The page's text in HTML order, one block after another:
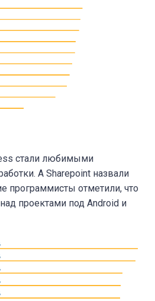
стали любимыми
А Sharepoint назвали
программисты отметили, что
над проектами под Android и